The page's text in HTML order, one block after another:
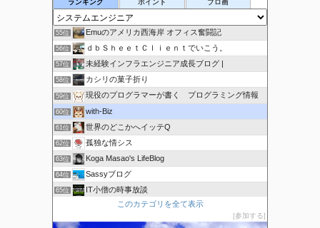
ランキング ポイント ブロ画
54位 SHARE-OB | 私たちの脳を共有
55位 Emuのアメリカ西海岸 オフィス奮闘記
56位 ｄｂＳｈｅｅｔＣｌｉｅｎｔでいこう。
57位 未経験インフラエンジニア成長ブログ |
58位 カシリの菓子折り
59位 現役のプログラマーが書く プログラミング情報
60位 with-Biz
61位 世界のどこかへイッテQ
62位 孤独な情シス
63位 Koga Masao's LifeBlog
64位 Sassyブログ
65位 IT小僧の時事放談
ricemountainer-blog
67位 きーちゃんブログ
このカテゴリを全て表示
参加する